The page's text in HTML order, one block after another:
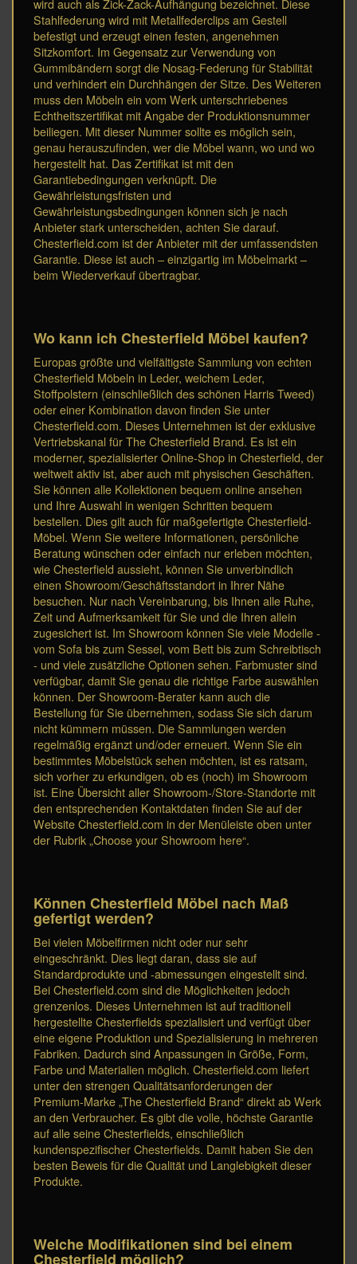
wird auch als Zick-Zack-Aufhängung bezeichnet. Diese
Stahlfederung wird mit Metallfederclips am Gestell
befestigt und erzeugt einen festen, angenehmen
Sitzkomfort. Im Gegensatz zur Verwendung von
Gummibändern sorgt die Nosag-Federung für Stabilität
und verhindert ein Durchhängen der Sitze. Des Weiteren
muss den Möbeln ein vom Werk unterschriebenes
Echtheitszertifikat mit Angabe der Produktionsnummer
beiliegen. Mit dieser Nummer sollte es möglich sein,
genau herauszufinden, wer die Möbel wann, wo und wo
hergestellt hat. Das Zertifikat ist mit den
Garantiebedingungen verknüpft. Die
Gewährleistungsfristen und
Gewährleistungsbedingungen können sich je nach
Anbieter stark unterscheiden, achten Sie darauf.
Chesterfield.com ist der Anbieter mit der umfassendsten
Garantie. Diese ist auch – einzigartig im Möbelmarkt –
beim Wiederverkauf übertragbar.
Wo kann ich Chesterfield Möbel kaufen?
Europas größte und vielfältigste Sammlung von echten
Chesterfield Möbeln in Leder, weichem Leder,
Stoffpolstern (einschließlich des schönen Harris Tweed)
oder einer Kombination davon finden Sie unter
Chesterfield.com. Dieses Unternehmen ist der exklusive
Vertriebskanal für The Chesterfield Brand. Es ist ein
moderner, spezialisierter Online-Shop in Chesterfield, der
weltweit aktiv ist, aber auch mit physischen Geschäften.
Sie können alle Kollektionen bequem online ansehen
und Ihre Auswahl in wenigen Schritten bequem
bestellen. Dies gilt auch für maßgefertigte Chesterfield-
Möbel. Wenn Sie weitere Informationen, persönliche
Beratung wünschen oder einfach nur erleben möchten,
wie Chesterfield aussieht, können Sie unverbindlich
einen Showroom/Geschäftsstandort in Ihrer Nähe
besuchen. Nur nach Vereinbarung, bis Ihnen alle Ruhe,
Zeit und Aufmerksamkeit für Sie und die Ihren allein
zugesichert ist. Im Showroom können Sie viele Modelle -
vom Sofa bis zum Sessel, vom Bett bis zum Schreibtisch
- und viele zusätzliche Optionen sehen. Farbmuster sind
verfügbar, damit Sie genau die richtige Farbe auswählen
können. Der Showroom-Berater kann auch die
Bestellung für Sie übernehmen, sodass Sie sich darum
nicht kümmern müssen. Die Sammlungen werden
regelmäßig ergänzt und/oder erneuert. Wenn Sie ein
bestimmtes Möbelstück sehen möchten, ist es ratsam,
sich vorher zu erkundigen, ob es (noch) im Showroom
ist. Eine Übersicht aller Showroom-/Store-Standorte mit
den entsprechenden Kontaktdaten finden Sie auf der
Website Chesterfield.com in der Menüleiste oben unter
der Rubrik „Choose your Showroom here“.
Können Chesterfield Möbel nach Maß
gefertigt werden?
Bei vielen Möbelfirmen nicht oder nur sehr
eingeschränkt. Dies liegt daran, dass sie auf
Standardprodukte und -abmessungen eingestellt sind.
Bei Chesterfield.com sind die Möglichkeiten jedoch
grenzenlos. Dieses Unternehmen ist auf traditionell
hergestellte Chesterfields spezialisiert und verfügt über
eine eigene Produktion und Spezialisierung in mehreren
Fabriken. Dadurch sind Anpassungen in Größe, Form,
Farbe und Materialien möglich. Chesterfield.com liefert
unter den strengen Qualitätsanforderungen der
Premium-Marke „The Chesterfield Brand“ direkt ab Werk
an den Verbraucher. Es gibt die volle, höchste Garantie
auf alle seine Chesterfields, einschließlich
kundenspezifischer Chesterfields. Damit haben Sie den
besten Beweis für die Qualität und Langlebigkeit dieser
Produkte.
Welche Modifikationen sind bei einem
Chesterfield möglich?